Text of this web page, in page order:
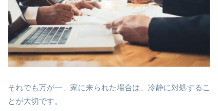
それでも万が一、家に来られた場合は、冷静に対処するこ
とが大切です。